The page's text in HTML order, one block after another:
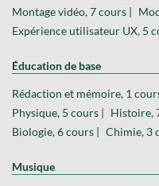
Montage vidéo, 7 cours |
Expérience utilisateur UX, 5
Éducation de base
Rédaction et mémoire, 1
Physique, 5 cours | Histoire,
Biologie, 6 cours | Chimie, 3
Musique